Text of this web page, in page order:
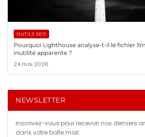
OUTILS SEO
Pourquoi Lighthouse analyse-t-il le fichier
inutilité apparente ?
24 mai 2026
NEWSLETTER
Inscrivez-vous pour recevoir nos derniers
dans votre boîte mail.